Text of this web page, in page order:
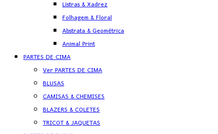
Listras & Xadrez
Folhagem & Floral
Abstrata & Geométrica
Animal Print
PARTES DE CIMA
Ver PARTES DE CIMA
BLUSAS
CAMISAS & CHEMISES
BLAZERS & COLETES
TRICOT & JAQUETAS